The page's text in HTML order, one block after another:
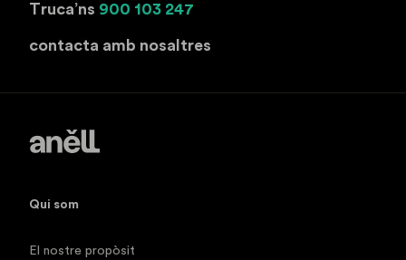
Truca’ns 900 103 247
contacta amb nosaltres
Qui som
El nostre propòsit